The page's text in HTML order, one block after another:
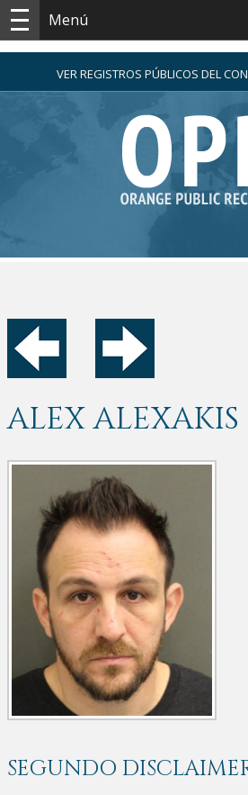
Menú
VER REGISTROS PÚBLICOS DEL
ALEX ALEXAKIS
SEGUNDO